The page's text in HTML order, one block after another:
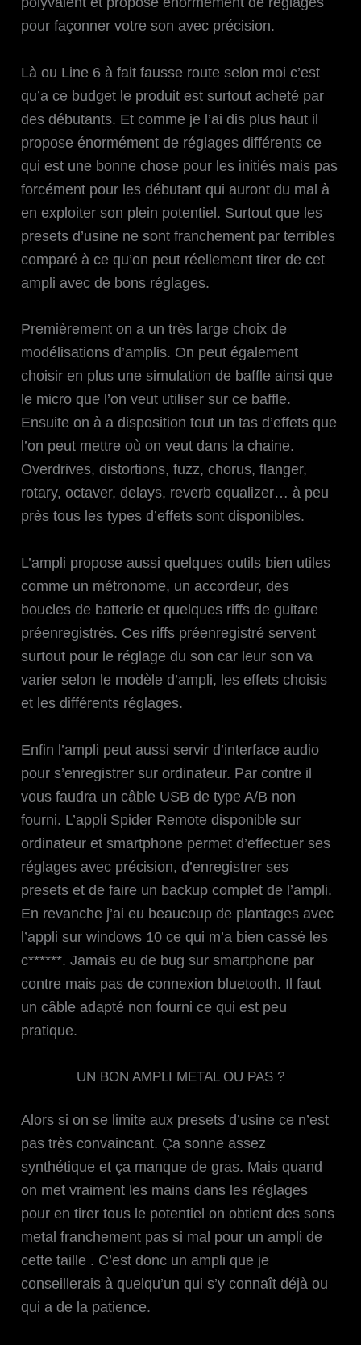
pour façonner votre son avec précision.
Là ou Line 6 à fait fausse route selon moi c’est
qu’a ce budget le produit est surtout acheté par
des débutants. Et comme je l’ai dis plus haut il
propose énormément de réglages différents ce
qui est une bonne chose pour les initiés mais pas
forcément pour les débutant qui auront du mal à
en exploiter son plein potentiel. Surtout que les
presets d’usine ne sont franchement par terribles
comparé à ce qu’on peut réellement tirer de cet
ampli avec de bons réglages.
Premièrement on a un très large choix de
modélisations d’amplis. On peut également
choisir en plus une simulation de baffle ainsi que
le micro que l’on veut utiliser sur ce baffle.
Ensuite on à a disposition tout un tas d’effets que
l’on peut mettre où on veut dans la chaine.
Overdrives, distortions, fuzz, chorus, flanger,
rotary, octaver, delays, reverb equalizer… à peu
près tous les types d’effets sont disponibles.
L’ampli propose aussi quelques outils bien utiles
comme un métronome, un accordeur, des
boucles de batterie et quelques riffs de guitare
préenregistrés. Ces riffs préenregistré servent
surtout pour le réglage du son car leur son va
varier selon le modèle d’ampli, les effets choisis
et les différents réglages.
Enfin l’ampli peut aussi servir d’interface audio
pour s’enregistrer sur ordinateur. Par contre il
vous faudra un câble USB de type A/B non
fourni. L’appli Spider Remote disponible sur
ordinateur et smartphone permet d’effectuer ses
réglages avec précision, d’enregistrer ses
presets et de faire un backup complet de l’ampli.
En revanche j’ai eu beaucoup de plantages avec
l’appli sur windows 10 ce qui m’a bien cassé les
c******. Jamais eu de bug sur smartphone par
contre mais pas de connexion bluetooth. Il faut
un câble adapté non fourni ce qui est peu
pratique.
UN BON AMPLI METAL OU PAS ?
Alors si on se limite aux presets d’usine ce n’est
pas très convaincant. Ça sonne assez
synthétique et ça manque de gras. Mais quand
on met vraiment les mains dans les réglages
pour en tirer tous le potentiel on obtient des sons
metal franchement pas si mal pour un ampli de
cette taille . C’est donc un ampli que je
conseillerais à quelqu’un qui s’y connaît déjà ou
qui a de la patience.